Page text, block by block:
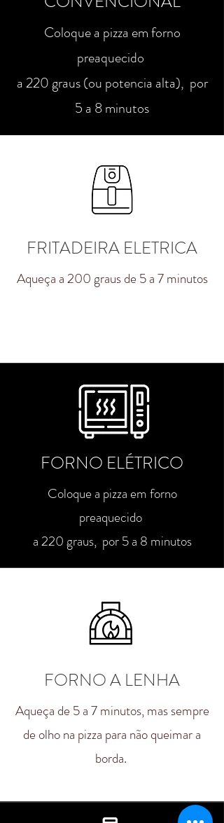
Coloque a pizza em forno
preaquecido
a 220 graus (ou potencia alta), por
5 a 8 minutos
FRITADEIRA ELETRICA
Aqueça a 200 graus de 5 a 7 minutos
FORNO ELÉTRICO
Coloque a pizza em forno
preaquecido
a 220 graus, por 5 a 8 minutos
FORNO A LENHA
Aqueça de 5 a 7 minutos, mas sempre
de olho na pizza para não queimar a
borda.